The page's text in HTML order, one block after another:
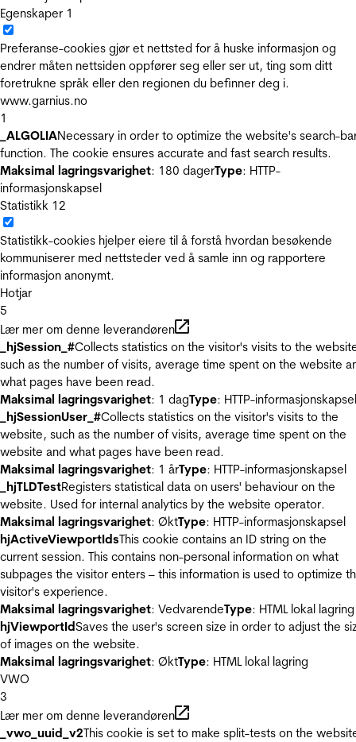
Egenskaper 1
Preferanse-cookies gjør et nettsted for å huske informasjon og
endrer måten nettsiden oppfører seg eller ser ut, ting som ditt
foretrukne språk eller den regionen du befinner deg i.
www.garnius.no
1
_ALGOLIANecessary in order to optimize the website's search-
function. The cookie ensures accurate and fast search results.
Maksimal lagringsvarighet: 180 dagerType: HTTP-
informasjonskapsel
Statistikk 12
Statistikk-cookies hjelper eiere til å forstå hvordan besøkende
kommuniserer med nettsteder ved å samle inn og rapportere
informasjon anonymt.
Hotjar
5
Lær mer om denne leverandøren
_hjSession_#Collects statistics on the visitor's visits to the
such as the number of visits, average time spent on the website
what pages have been read.
Maksimal lagringsvarighet: 1 dagType: HTTP-informasjonskapsel
_hjSessionUser_#Collects statistics on the visitor's visits to the
website, such as the number of visits, average time spent on the
website and what pages have been read.
Maksimal lagringsvarighet: 1 årType: HTTP-informasjonskapsel
_hjTLDTestRegisters statistical data on users' behaviour on the
website. Used for internal analytics by the website operator.
Maksimal lagringsvarighet: ØktType: HTTP-informasjonskapsel
hjActiveViewportIdsThis cookie contains an ID string on the
current session. This contains non-personal information on what
subpages the visitor enters – this information is used to optimize
visitor's experience.
Maksimal lagringsvarighet: VedvarendeType: HTML lokal lagring
hjViewportIdSaves the user's screen size in order to adjust the
of images on the website.
Maksimal lagringsvarighet: ØktType: HTML lokal lagring
VWO
3
Lær mer om denne leverandøren
_vwo_uuid_v2This cookie is set to make split-tests on the